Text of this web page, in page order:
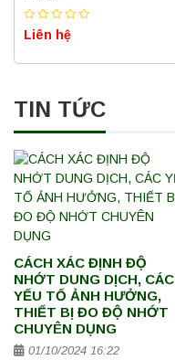
Liên hệ
TIN TỨC
CÁCH XÁC ĐỊNH ĐỘ
NHỚT DUNG DỊCH, CÁC
YẾU TỐ ẢNH HƯỞNG,
THIẾT BỊ ĐO ĐỘ NHỚT
CHUYÊN DỤNG
01/10/2024 16:22